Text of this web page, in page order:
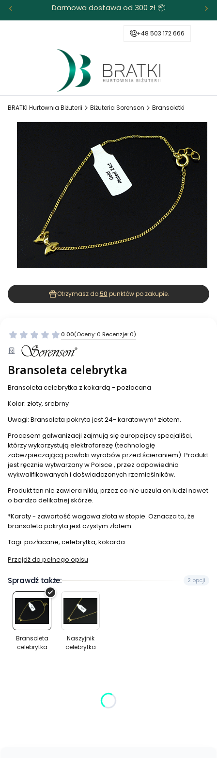
Darmowa dostawa od 300 zł 📦
+48 503 172 666
BRATKI Hurtownia Biżuterii Biżuteria Sorenson Bransoletki
Otrzymasz do50 punktów po zakupie.
0.00(Oceny: 0 Recenzje: 0)
Bransoleta celebrytka
Bransoleta celebrytka z kokardą - pozłacana
Kolor: złoty, srebrny
Uwagi: Bransoleta pokryta jest 24- karatowym* złotem.
Procesem galwanizacji zajmują się europejscy specjaliści,
którzy wykorzystują elektroforezę (technologię
zabezpieczającą powłoki wyrobów przed ścieraniem). Produkt
jest ręcznie wytwarzany w Polsce , przez odpowiednio
wykwalifikowanych i doświadczonych rzemieślników.
Produkt ten nie zawiera niklu, przez co nie uczula on ludzi nawet
o bardzo delikatnej skórze.
*Karaty - zawartość wagowa złota w stopie. Oznacza to, że
bransoleta pokryta jest czystym złotem.
Tagi: pozłacane, celebrytka, kokarda
Przejdź do pełnego opisu
Sprawdź także: 2 opcji
Bransoleta
celebrytka
Bransoleta
celebrytka
Naszyjnik
celebrytka
Naszyjnik
celebrytka